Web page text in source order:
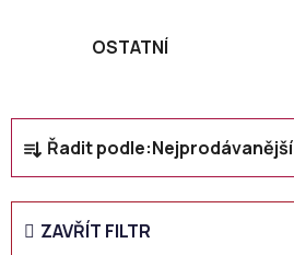
OSTATNÍ
Ř
a
z
n
Řadit podle:Nejprodávanější
ZAVŘÍT FILTR